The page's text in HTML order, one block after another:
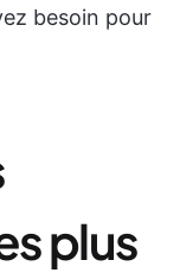
besoin pour
plus